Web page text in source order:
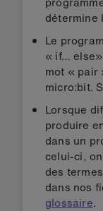
détermine
Le
« if…
mot « pair
micro:bit.
Lorsque
produire
dans un
celui-ci,
des
dans nos
glossaire.